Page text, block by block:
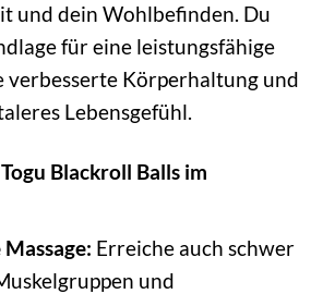
und dein Wohlbefinden. Du
für eine leistungsfähige
verbesserte Körperhaltung und
Lebensgefühl.
Blackroll Balls im
Erreiche auch schwer
und